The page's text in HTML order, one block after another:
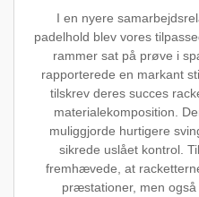
I en nyere
padelhold blev vores
rammer sat på prøve i
rapporterede en markant
tilskrev deres succes
materialekomposition.
muliggjorde hurtigere
sikrede uslået kontrol.
fremhævede, at
præstationer, men